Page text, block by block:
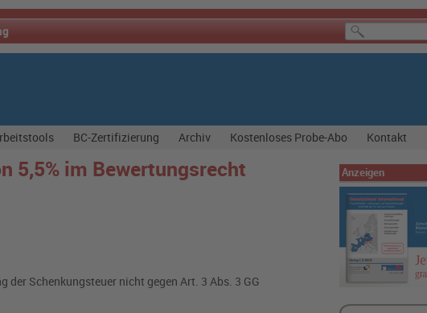
BC-Zertifizierung Archiv Kostenloses Probe-Abo Kontakt
5,5% im Bewertungsrecht
der Schenkungsteuer nicht gegen Art. 3 Abs. 3 GG
Anzeigen